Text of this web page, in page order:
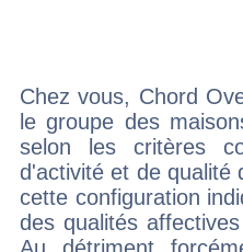
Chez vous, Chord
le groupe des
selon les critères
d'activité et de qualité
cette configuration
des qualités